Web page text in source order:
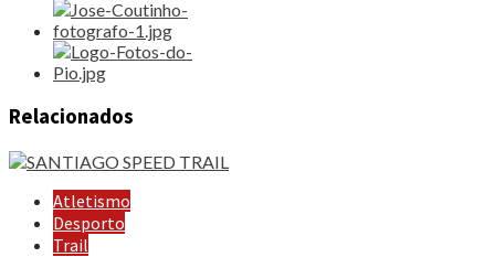
Relacionados
Atletismo
Desporto
Trail